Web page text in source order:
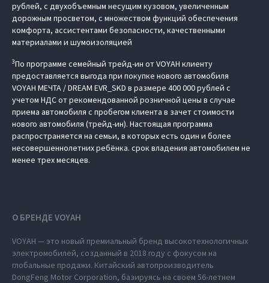
рублей, с двухобъемным несущим кузовом, увеличенным
дорожным просветом, с множеством функций обеспечения
комфорта, ассистентами безопасности, качественными
материалами и шумоизоляцией
3По программе семейный трейд-ин от VOYAH клиенту
предоставляется выгода при покупке нового автомобиля
VOYAH МЕЧТА / DREAM EVR_SKD в размере 400 000 рублей с
учетом НДС от рекомендованной розничной цены в случае
приема автомобиля с пробегом клиента в зачет стоимости
нового автомобиля (трейд-ин). Настоящая программа
распространяется на семьи, в которых есть один и более
несовершеннолетних ребёнка. срок владения автомобилем не
менее трех месяцев.
О БРЕНДЕ VOYAH
VOYAH — это новый премиальный бренд высокотехнологичных
электромобилей, созданный в 2018 году с фокусом на
глобальные продажи. Китайский автопроизводитель
DongFeng Motor Corporation, базируясь на своем 56-летнем